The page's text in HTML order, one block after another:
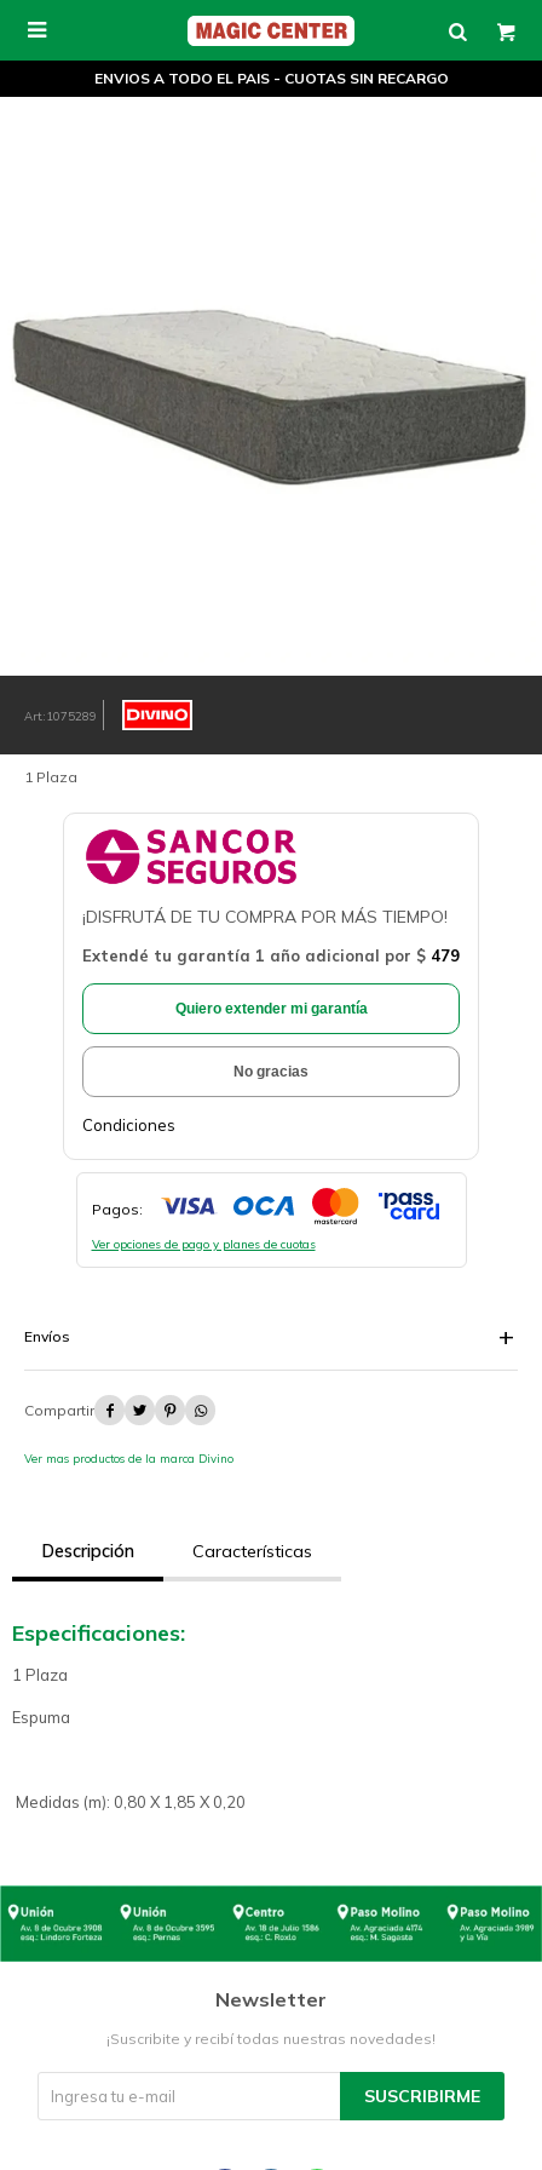

ENVIOS A TODO EL PAIS - CUOTAS SIN RECARGO
1075289
1 Plaza
¡DISFRUTÁ DE TU COMPRA POR MÁS TIEMPO!
Extendé tu garantía 1 año adicional por $ 479
Quiero extender mi garantía
No gracias
Condiciones
Pagos:
Ver opciones de pago y planes de cuotas
Envíos
   
Ver mas productos de la marca Divino
Descripción Características
Especificaciones:
1 Plaza
Espuma
Medidas (m): 0,80 X 1,85 X 0,20
Newsletter
¡Suscribite y recibí todas nuestras novedades!
SUSCRIBIRME